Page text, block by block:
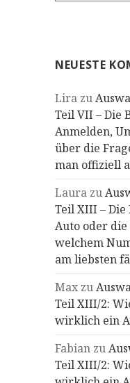
NEUESTE
Lira zu
Teil VII – Die
Anmelden,
über die
man offiziell
Laura zu
Teil XIII –
Auto oder
welchem
am liebsten
Max zu
Teil XIII/2:
wirklich ein
Fabian zu
Teil XIII/2: